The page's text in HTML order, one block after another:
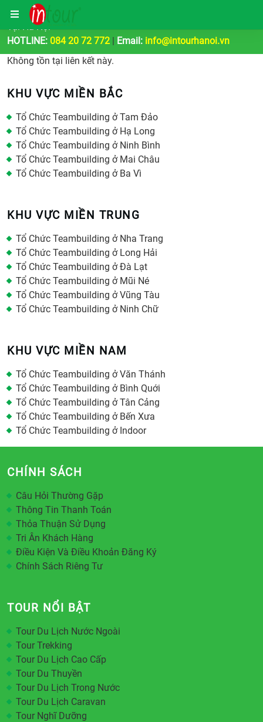
Công Ty Tổ Chức Tour Du Lịch | Teambuilding & Sự Kiện
Tại Hà Nội
HOTLINE: 084 20 72 772 | Email: info@intourhanoi.vn
Không tồn tại liên kết này.
KHU VỰC MIỀN BẮC
Tổ Chức Teambuilding ở Tam Đảo
Tổ Chức Teambuilding ở Hạ Long
Tổ Chức Teambuilding ở Ninh Bình
Tổ Chức Teambuilding ở Mai Châu
Tổ Chức Teambuilding ở Ba Vì
KHU VỰC MIỀN TRUNG
Tổ Chức Teambuilding ở Nha Trang
Tổ Chức Teambuilding ở Long Hải
Tổ Chức Teambuilding ở Đà Lạt
Tổ Chức Teambuilding ở Mũi Né
Tổ Chức Teambuilding ở Vũng Tàu
Tổ Chức Teambuilding ở Ninh Chữ
KHU VỰC MIỀN NAM
Tổ Chức Teambuilding ở Văn Thánh
Tổ Chức Teambuilding ở Bình Quới
Tổ Chức Teambuilding ở Tân Cảng
Tổ Chức Teambuilding ở Bến Xưa
Tổ Chức Teambuilding ở Indoor
CHÍNH SÁCH
Câu Hỏi Thường Gặp
Thông Tin Thanh Toán
Thỏa Thuận Sử Dụng
Tri Ân Khách Hàng
Điều Kiện Và Điều Khoản Đăng Ký
Chính Sách Riêng Tư
TOUR NỔI BẬT
Tour Du Lịch Nước Ngoài
Tour Trekking
Tour Du Lịch Cao Cấp
Tour Du Thuyền
Tour Du Lịch Trong Nước
Tour Du Lịch Caravan
Tour Nghĩ Dưỡng